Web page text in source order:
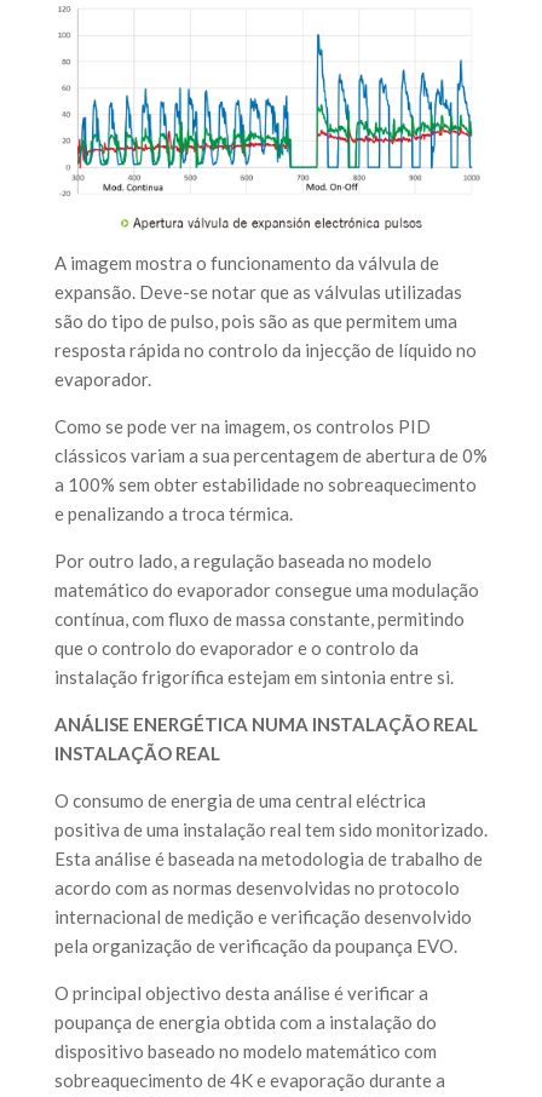
A imagem mostra o funcionamento da válvula de
expansão. Deve-se notar que as válvulas utilizadas
são do tipo de pulso, pois são as que permitem uma
resposta rápida no controlo da injecção de líquido no
evaporador.
Como se pode ver na imagem, os controlos PID
clássicos variam a sua percentagem de abertura de 0%
a 100% sem obter estabilidade no sobreaquecimento
e penalizando a troca térmica.
Por outro lado, a regulação baseada no modelo
matemático do evaporador consegue uma modulação
contínua, com fluxo de massa constante, permitindo
que o controlo do evaporador e o controlo da
instalação frigorífica estejam em sintonia entre si.
ANÁLISE ENERGÉTICA NUMA INSTALAÇÃO REAL
INSTALAÇÃO REAL
O consumo de energia de uma central eléctrica
positiva de uma instalação real tem sido monitorizado.
Esta análise é baseada na metodologia de trabalho de
acordo com as normas desenvolvidas no protocolo
internacional de medição e verificação desenvolvido
pela organização de verificação da poupança EVO.
O principal objectivo desta análise é verificar a
poupança de energia obtida com a instalação do
dispositivo baseado no modelo matemático com
sobreaquecimento de 4K e evaporação durante a